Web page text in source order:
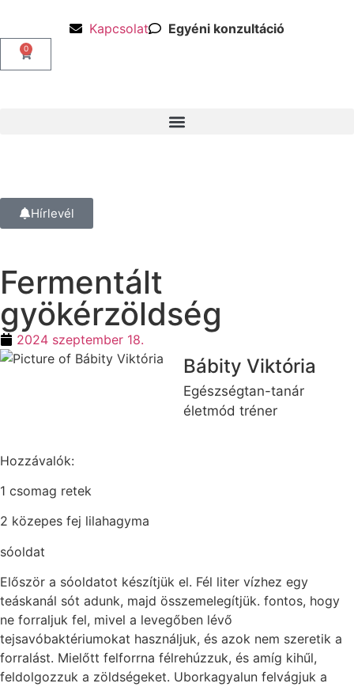
Kapcsolat Egyéni konzultáció
0
Hírlevél
Fermentált
gyökérzöldség
2024 szeptember 18.
Bábity Viktória
Egészségtan-tanár
életmód tréner
Hozzávalók:
1 csomag retek
2 közepes fej lilahagyma
sóoldat
Először a sóoldatot készítjük el. Fél liter vízhez egy
teáskanál sót adunk, majd összemelegítjük. fontos, hogy
ne forraljuk fel, mivel a levegőben lévő
tejsavóbaktériumokat használjuk, és azok nem szeretik a
forralást. Mielőtt felforrna félrehúzzuk, és amíg kihűl,
feldolgozzuk a zöldségeket. Uborkagyalun felvágjuk a